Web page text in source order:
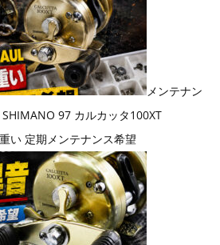
メンテナン
97 カルカッタ100XT
い 定期メンテナンス希望